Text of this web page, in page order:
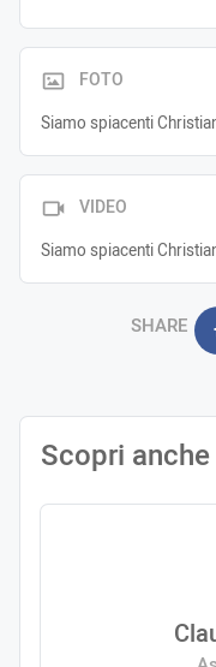
FOTO
Siamo spiacenti
VIDEO
Siamo spiacenti
SHARE
Scopri